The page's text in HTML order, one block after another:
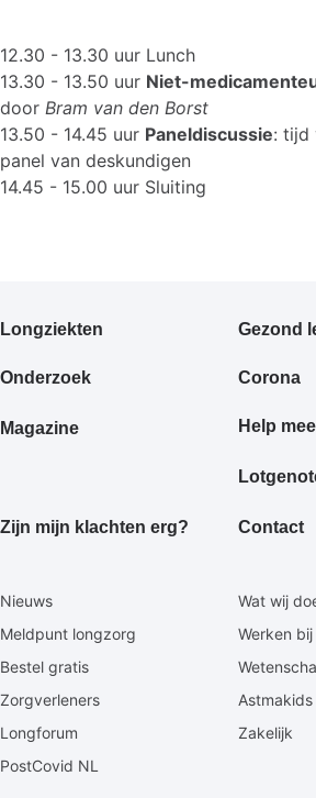
12.30 - 13.30 uur Lunch
13.30 - 13.50 uur Niet-
door Bram van den Borst
13.50 - 14.45 uur Paneldiscussie: tijd
panel van deskundigen
14.45 - 15.00 uur Sluiting
Primair
Longziekten Gezond
Onderzoek Corona
Magazine Help mee
Zijn mijn klachten erg? Contact
Secundaire
Nieuws
Wat wij
Meldpunt longzorg
Werken bij
Bestel gratis
Zorgverleners
Astmakids
Longforum
Zakelijk
PostCovid NL